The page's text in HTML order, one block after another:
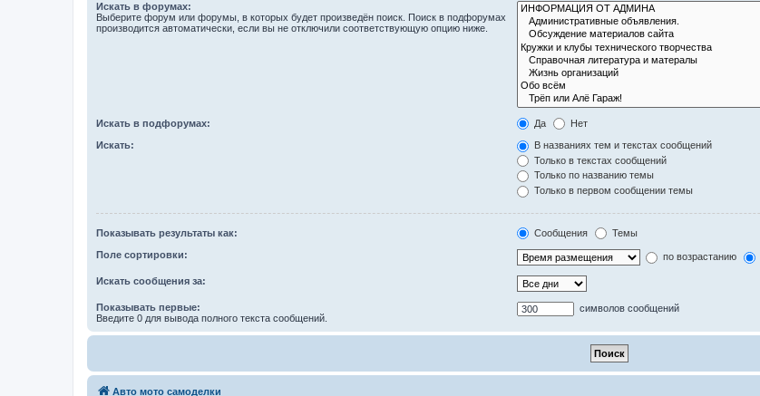
Искать в форумах:
Выберите форум или форумы, в которых будет произведён поиск. Поиск в подфорумах
производится автоматически, если вы не отключили соответствующую опцию ниже.
Искать в подфорумах: Да Нет
Искать:
В названиях тем и текстах сообщений
Только в текстах сообщений
Только по названию темы
Только в первом сообщении темы
Показывать результаты как: Сообщения Темы
Поле сортировки: по возрастанию
Искать сообщения за:
Показывать первые:
Введите 0 для вывода полного текста сообщений.
символов сообщений
Авто мото самоделки